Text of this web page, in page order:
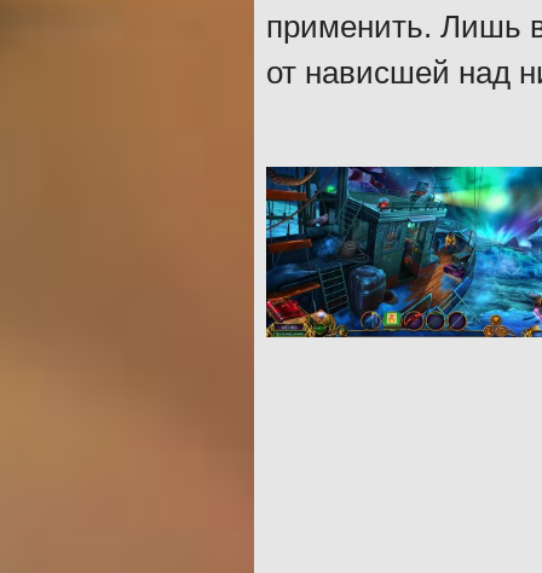
применить. Лишь
от нависшей над